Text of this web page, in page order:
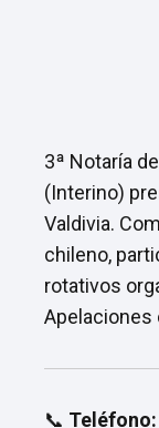
3ª Notaría
(Interino)
Valdivia.
chileno,
rotativos
Apelaciones
📞 Teléfono: